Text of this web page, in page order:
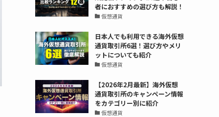
者におすすめの選び方も解説！
仮想通貨
日本人でも利用できる海外仮想
通貨取引所6選！選び方やメリ
ットについても紹介
仮想通貨
【2026年2月最新】海外仮想
通貨取引所のキャンペーン情報
をカテゴリー別に紹介
仮想通貨